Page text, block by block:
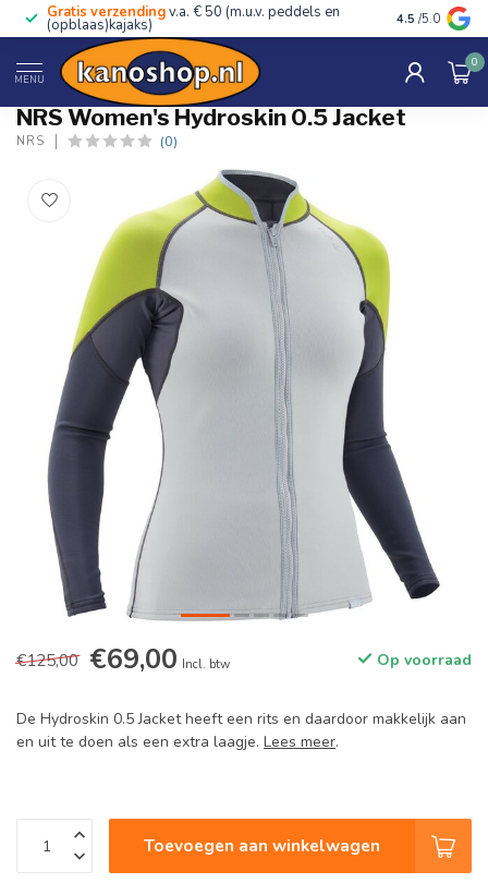
Gratis verzendingv.a. € 50 (m.u.v. peddels en
(opblaas)kajaks) Advies van
4.5 /5.0
MENU
0
Home / Women's Hydroskin 0.5 Jacket
NRS Women's Hydroskin 0.5 Jacket
NRS (0)
€125,00 €69,00 Incl. btw Op voorraad
De Hydroskin 0.5 Jacket heeft een rits en daardoor makkelijk aan
en uit te doen als een extra laagje. Lees meer.
Toevoegen aan winkelwagen